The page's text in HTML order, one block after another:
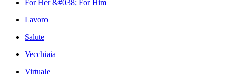
For Her &#038; For Him
Lavoro
Salute
Vecchiaia
Virtuale